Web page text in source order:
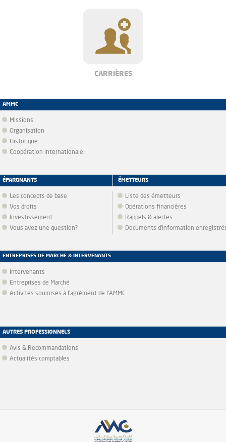
CARRIÈRES
AMMC
Missions
Organisation
Historique
Coopération internationale
ÉPARGNANTS
Les concepts de base
Vos droits
Investissement
Vous avez une question?
ÉMETTEURS
Liste des émetteurs
Opérations financières
Rappels & alertes
Documents d’information
ENTREPRISES DE MARCHÉ & INTERVENANTS
Intervenants
Entreprises de Marché
Activités soumises à l'agrément de l'AMMC
AUTRES PROFESSIONNELS
Avis & Recommandations
Actualités comptables